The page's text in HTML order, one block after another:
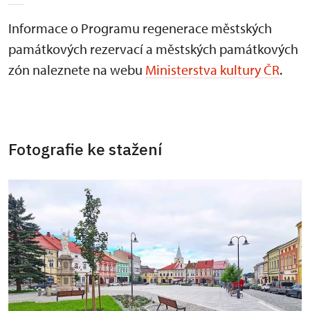
Informace o Programu regenerace městských
památkových rezervací a městských památkových
zón naleznete na webu Ministerstva kultury ČR.
Fotografie ke stažení